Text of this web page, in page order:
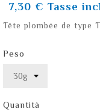
7,30 € Tasse
Tête plombée de type
Peso
Quantità